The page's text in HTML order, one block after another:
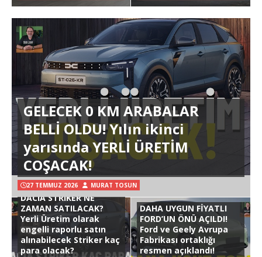
GELECEK 0 KM ARABALAR
BELLİ OLDU! Yılın ikinci
yarısında YERLİ ÜRETİM
COŞACAK!
27 TEMMUZ 2026 MURAT TOSUN
DACIA STRIKER NE
ZAMAN SATILACAK?
Yerli Üretim olarak
engelli raporlu satın
alınabilecek Striker kaç
para olacak?
DAHA UYGUN FİYATLI
FORD’UN ÖNÜ AÇILDI!
Ford ve Geely Avrupa
Fabrikası ortaklığı
resmen açıklandı!